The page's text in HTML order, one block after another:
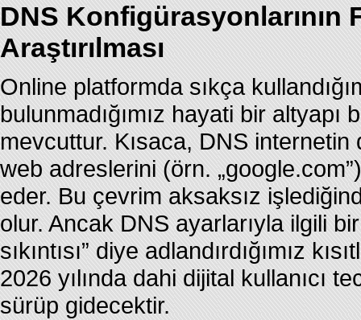
DNS Konfigürasyonlarının
Araştırılması
Online platformda sıkça
bulunmadığımız hayati bir
mevcuttur. Kısaca, DNS internetin
web adreslerini (örn.
eder. Bu çevrim aksaksız
olur. Ancak DNS ayarlarıyla ilgili
sıkıntısı” diye adlandırdığımız
2026 yılında dahi dijital kullanıcı
sürüp gidecektir.